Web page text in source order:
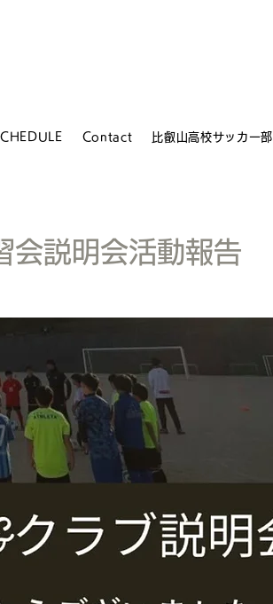
Contact 比叡山高校サッカー部
会説明会活動報告